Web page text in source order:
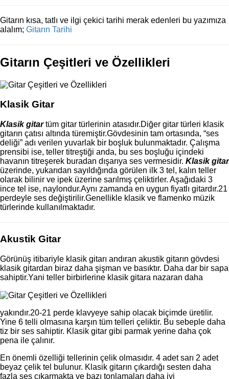
Gitarın kısa, tatlı ve ilgi çekici tarihi merak edenleri bu yazımıza
alalım; Gitarın Tarihi
Gitarın Çeşitleri ve Özellikleri
Klasik Gitar
Klasik gitartüm gitar türlerinin atasıdır.Diğer gitar türleri klasik
gitarın çatısı altında türemiştir.Gövdesinin tam ortasında, “ses
deliği” adı verilen yuvarlak bir boşluk bulunmaktadır. Çalışma
prensibi ise, teller titreştiği anda, bu ses boşluğu içindeki
havanın titreşerek buradan dışarıya ses vermesidir. Klasik gitar
üzerinde, yukarıdan sayıldığında görülen ilk 3 tel, kalın teller
olarak bilinir ve ipek üzerine sarılmış çeliktirler. Aşağıdaki 3
ince tel ise, naylondur.Aynı zamanda en uygun fiyatlı gitardır.21
perdeyle ses değiştirilir.Genellikle klasik ve flamenko müzik
türlerinde kullanılmaktadır.
Akustik Gitar
Görünüş itibariyle klasik gitarı andıran akustik gitarın gövdesi
klasik gitardan biraz daha şişman ve basıktır. Daha dar bir sapa
sahiptir.Yani teller birbirlerine klasik gitara nazaran daha
yakındır.20-21 perde klavyeye sahip olacak biçimde üretilir.
Yine 6 telli olmasına karşın tüm telleri çeliktir. Bu sebeple daha
tiz bir ses sahiptir. Klasik gitar gibi parmak yerine daha çok
pena ile çalınır.
En önemli özelliği tellerinin çelik olmasıdır. 4 adet sarı 2 adet
beyaz çelik tel bulunur. Klasik gitarın çıkardığı sesten daha
fazla ses çıkarmakta ve bazı tonlamaları daha iyi